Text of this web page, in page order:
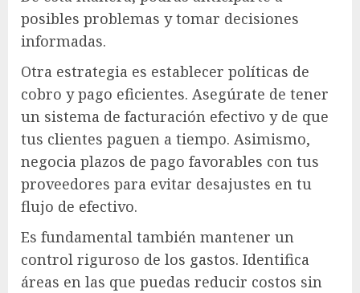
posibles problemas y tomar decisiones
informadas.
Otra estrategia es establecer políticas de
cobro y pago eficientes. Asegúrate de tener
un sistema de facturación efectivo y de que
tus clientes paguen a tiempo. Asimismo,
negocia plazos de pago favorables con tus
proveedores para evitar desajustes en tu
flujo de efectivo.
Es fundamental también mantener un
control riguroso de los gastos. Identifica
áreas en las que puedas reducir costos sin